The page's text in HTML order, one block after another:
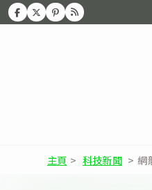
主頁 > 科技新聞 > 網